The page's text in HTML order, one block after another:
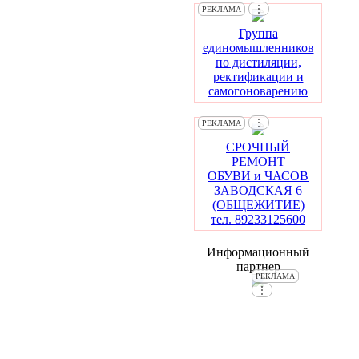
РЕКЛАМА ⋮
Группа
единомышленников
по дистиляции,
ректификации и
самогоноварению
РЕКЛАМА ⋮
СРОЧНЫЙ
РЕМОНТ
ОБУВИ и ЧАСОВ
ЗАВОДСКАЯ 6
(ОБЩЕЖИТИЕ)
тел. 89233125600
Информационный
партнер
РЕКЛАМА
⋮